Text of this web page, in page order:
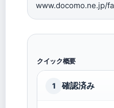
www.docomo.ne.jp/
クイック概要
1 確認済み